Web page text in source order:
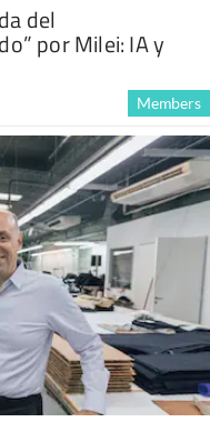
del
por Milei: IA y
Members